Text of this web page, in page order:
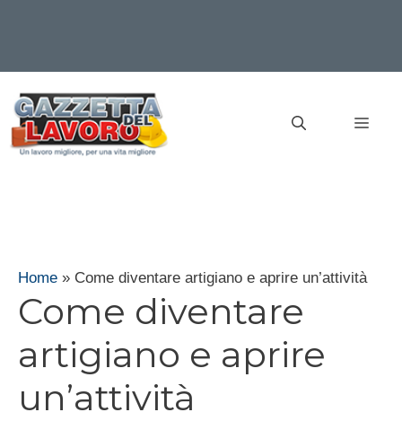
contenuto
Home » Come diventare artigiano e aprire un’attività
Come diventare
artigiano e aprire
un’attività